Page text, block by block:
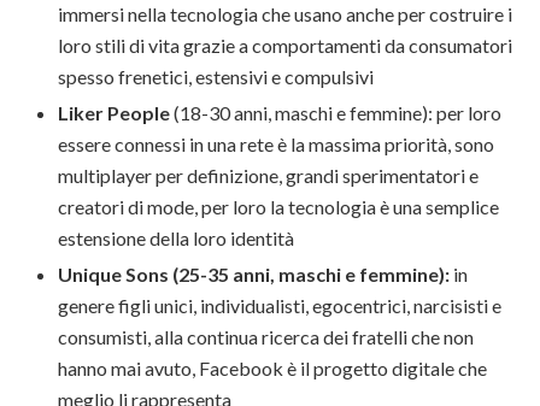
immersi nella tecnologia che usano anche per costruire i
loro stili di vita grazie a comportamenti da consumatori
spesso frenetici, estensivi e compulsivi
Liker People(18-30 anni, maschi e femmine): per loro
essere connessi in una rete è la massima priorità, sono
multiplayer per definizione, grandi sperimentatori e
creatori di mode, per loro la tecnologia è una semplice
estensione della loro identità
Unique Sons (25-35 anni, maschi e femmine): in
genere figli unici, individualisti, egocentrici, narcisisti e
consumisti, alla continua ricerca dei fratelli che non
hanno mai avuto, Facebook è il progetto digitale che
meglio li rappresenta